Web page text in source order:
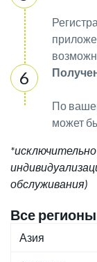
По
может
обслуживания)
Все регионы
Азия